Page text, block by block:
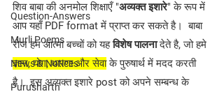
Question-Answers
Murli Poems
News & Notices
Purusharth
शिव बाबा की अनमोल शिक्षाएँ "अव्यक्त इशारे" के रूप में
आप यहाँ PDF format में प्राप्त कर सकते है।  बाबा
रोज हम आत्मा बच्चों को यह विशेष पालना देते है, जो हमे
ज्ञान, योग, धारणा और सेवा के पुरुषार्थ में मदद करती
है।  इस अव्यक्त इशारे post को अपने सम्बन्ध के